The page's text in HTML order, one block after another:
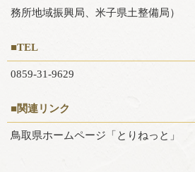
務所地域振興局、米子県土整備局）
■TEL
0859-31-9629
■関連リンク
鳥取県ホームページ「とりねっと」